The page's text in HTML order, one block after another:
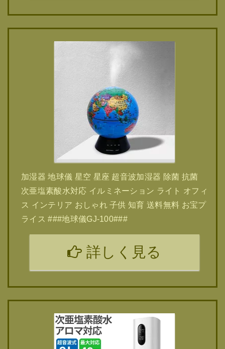
加湿器 地球儀 星空 星座 超音波加湿器 除菌 抗菌
次亜塩素酸水対応 イルミネーション ライト オフィ
ス インテリア おしゃれ 子供 知育 送料無料 お宝プ
ライス ###地球儀GJ-100###
詳しく見る